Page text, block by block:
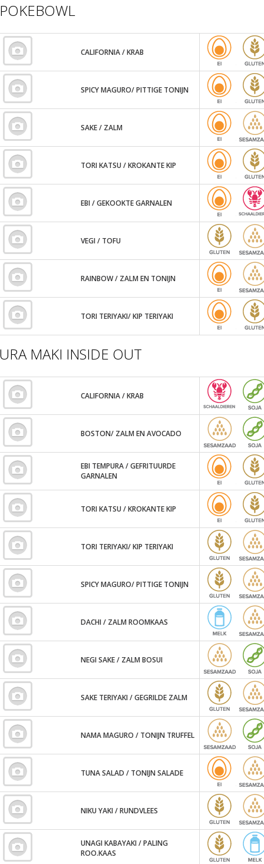
POKEBOWL
CALIFORNIA / KRAB
SPICY MAGURO/ PITTIGE TONIJN
SAKE / ZALM
TORI KATSU / KROKANTE KIP
EBI / GEKOOKTE GARNALEN
VEGI / TOFU
RAINBOW / ZALM EN TONIJN
TORI TERIYAKI/ KIP TERIYAKI
URA MAKI INSIDE OUT
CALIFORNIA / KRAB
BOSTON/ ZALM EN AVOCADO
EBI TEMPURA / GEFRITUURDE
GARNALEN
TORI KATSU / KROKANTE KIP
TORI TERIYAKI/ KIP TERIYAKI
SPICY MAGURO/ PITTIGE TONIJN
DACHI / ZALM ROOMKAAS
NEGI SAKE / ZALM BOSUI
SAKE TERIYAKI / GEGRILDE ZALM
NAMA MAGURO / TONIJN TRUFFEL
TUNA SALAD / TONIJN SALADE
NIKU YAKI / RUNDVLEES
UNAGI KABAYAKI / PALING
ROO.KAAS